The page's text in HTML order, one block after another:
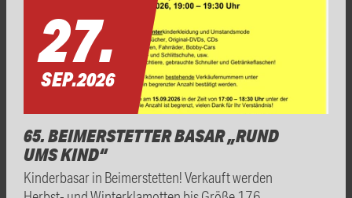
27.
SEP.2026
65. BEIMERSTETTER BASAR „RUND
UMS KIND“
Kinderbasar in Beimerstetten! Verkauft werden